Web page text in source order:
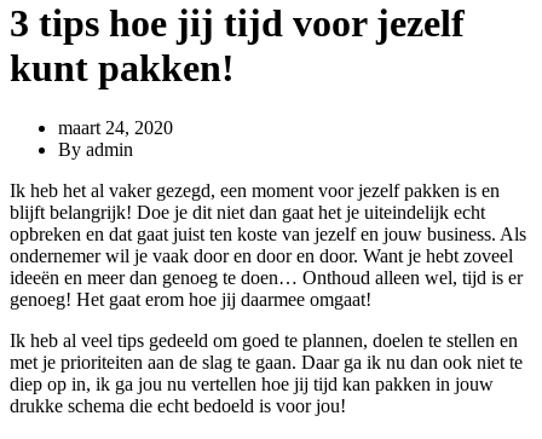
3 tips hoe jij tijd voor jezelf
kunt pakken!
maart 24, 2020
By admin
Ik heb het al vaker gezegd, een moment voor jezelf pakken is en
blijft belangrijk! Doe je dit niet dan gaat het je uiteindelijk echt
opbreken en dat gaat juist ten koste van jezelf en jouw business. Als
ondernemer wil je vaak door en door en door. Want je hebt zoveel
ideeën en meer dan genoeg te doen… Onthoud alleen wel, tijd is er
genoeg! Het gaat erom hoe jij daarmee omgaat!
Ik heb al veel tips gedeeld om goed te plannen, doelen te stellen en
met je prioriteiten aan de slag te gaan. Daar ga ik nu dan ook niet te
diep op in, ik ga jou nu vertellen hoe jij tijd kan pakken in jouw
drukke schema die echt bedoeld is voor jou!